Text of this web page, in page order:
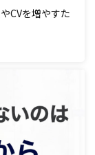
CVを増やすた